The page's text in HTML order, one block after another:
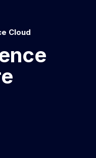
Cloud